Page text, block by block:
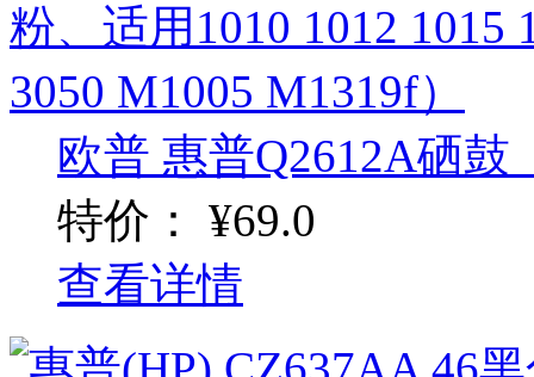
欧普 惠普Q2612A硒鼓
特价：
¥69.0
查看详情